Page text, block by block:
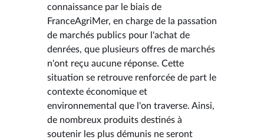
connaissance par le biais de
FranceAgriMer, en charge de la passation
de marchés publics pour l'achat de
denrées, que plusieurs offres de marchés
n'ont reçu aucune réponse. Cette
situation se retrouve renforcée de part le
contexte économique et
environnemental que l'on traverse. Ainsi,
de nombreux produits destinés à
soutenir les plus démunis ne seront